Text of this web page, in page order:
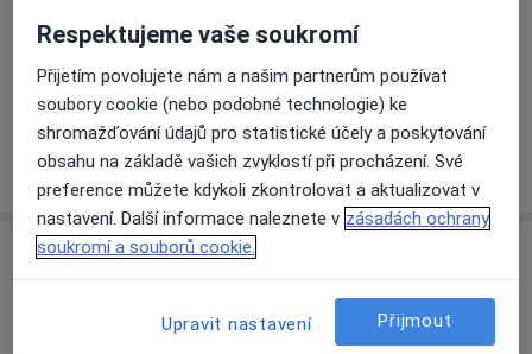
Ceník
Informace o službách a cenách nejsou k dispozici
Tento specialista ještě nepřidával žádné informace o
svých službách.
Adresa
Klatovská nemocnice, a.s.
Plzeňská 569,
Respektujeme vaše soukromí
Přijetím povolujete nám a našim partnerům používat
soubory cookie (nebo podobné technologie) ke
shromažďování údajů pro statistické účely a poskytování
obsahu na základě vašich zvyklostí při procházení. Své
preference můžete kdykoli zkontrolovat a aktualizovat v
nastavení. Další informace naleznete v zásadách ochrany
soukromí a souborů cookie.
Upravit nastavení Přijmout